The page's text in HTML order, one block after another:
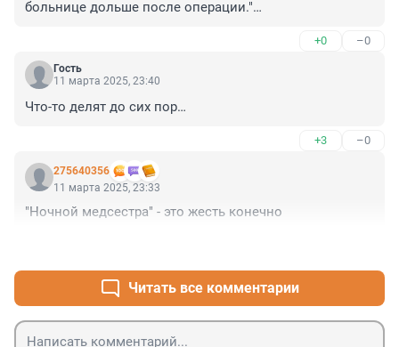
больнице дольше после операции."
+0 –0
Гость
11 марта 2025, 23:40
Что-то делят до сих пор…
+3 –0
275640356
11 марта 2025, 23:33
"Ночной медсестра" - это жесть конечно
Читать все комментарии